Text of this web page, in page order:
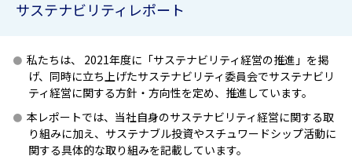
決算カレンダー
海外休日カレンダー
投資信託新商品のご案内
マーケット指数
大関 洋の「十字路」
コラム
ファンドレポート
資産形成ポータルTOP
資産形成サービス
Nダイレクト
Goal Navi
サステナビリティTOP
SDGsとは？
ニッセイアセットについて
ニッセイアセットについてTOP
会社情報
最新情報 法人のお客さま
サステナビリティレポート
私たちは、 2021年度に「サステナビリティ経営の推進」を掲
げ、同時に立ち上げたサステナビリティ委員会でサステナビリ
ティ経営に関する方針・方向性を定め、推進しています。
本レポートでは、当社自身のサステナビリティ経営に関する取
り組みに加え、サステナブル投資やスチュワードシップ活動に
関する具体的な取り組みを記載しています。